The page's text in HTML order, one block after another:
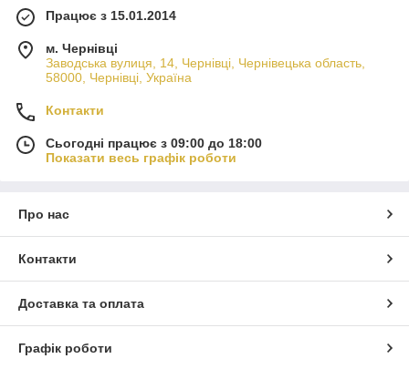
Працює з 15.01.2014
м. Чернівці
Заводська вулиця, 14, Чернівці, Чернівецька область,
58000, Чернівці, Україна
Контакти
Сьогодні працює з 09:00 до 18:00
Показати весь графік роботи
Про нас
Контакти
Доставка та оплата
Графік роботи